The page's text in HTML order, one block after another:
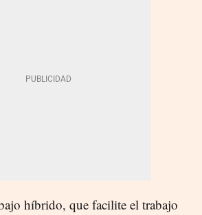
híbrido, que facilite el trabajo